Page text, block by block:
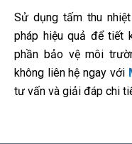
Sử dụng tấm thu
pháp hiệu quả để tiết
phần bảo vệ môi
không liên hệ ngay với
tư vấn và giải đáp chi